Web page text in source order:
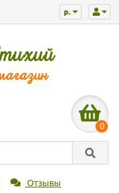
р.
0
Отзывы